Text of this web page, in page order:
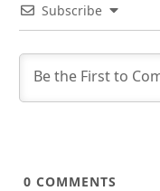
Subscribe
0 COMMENTS